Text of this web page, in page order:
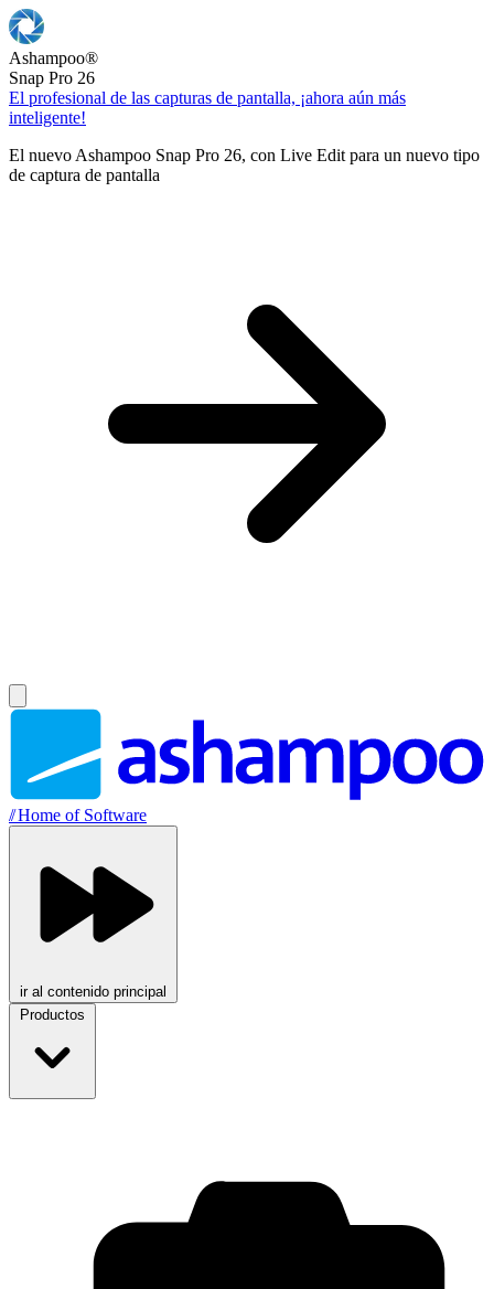
Ashampoo®
Snap Pro 26
El profesional de las capturas de pantalla, ¡ahora aún más
inteligente!
El nuevo Ashampoo Snap Pro 26, con Live Edit para un nuevo tipo
de captura de pantalla
//Home of Software
ir al contenido principal
Productos